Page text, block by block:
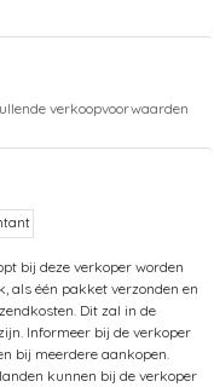
verkoopvoorwaarden
bij deze verkoper worden
als één pakket verzonden en
Dit zal in de
Informeer bij de verkoper
bij meerdere aankopen.
kunnen bij de verkoper